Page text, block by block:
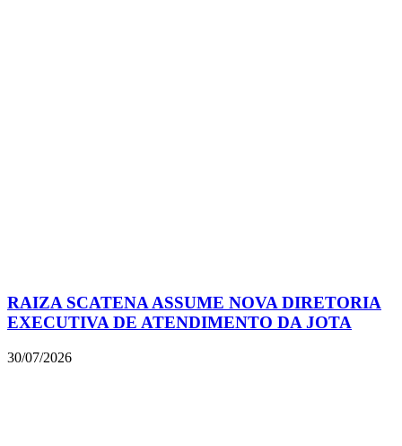
RAIZA SCATENA ASSUME NOVA DIRETORIA
EXECUTIVA DE ATENDIMENTO DA JOTA
30/07/2026